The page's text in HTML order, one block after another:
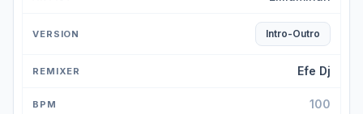
Intro-Outro
Efe Dj
100